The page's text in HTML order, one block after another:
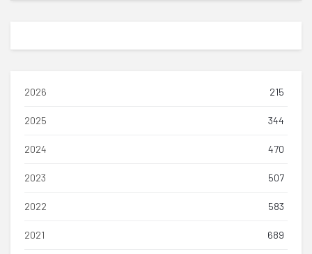
2026 215
2025 344
2024 470
2023 507
2022 583
2021 689